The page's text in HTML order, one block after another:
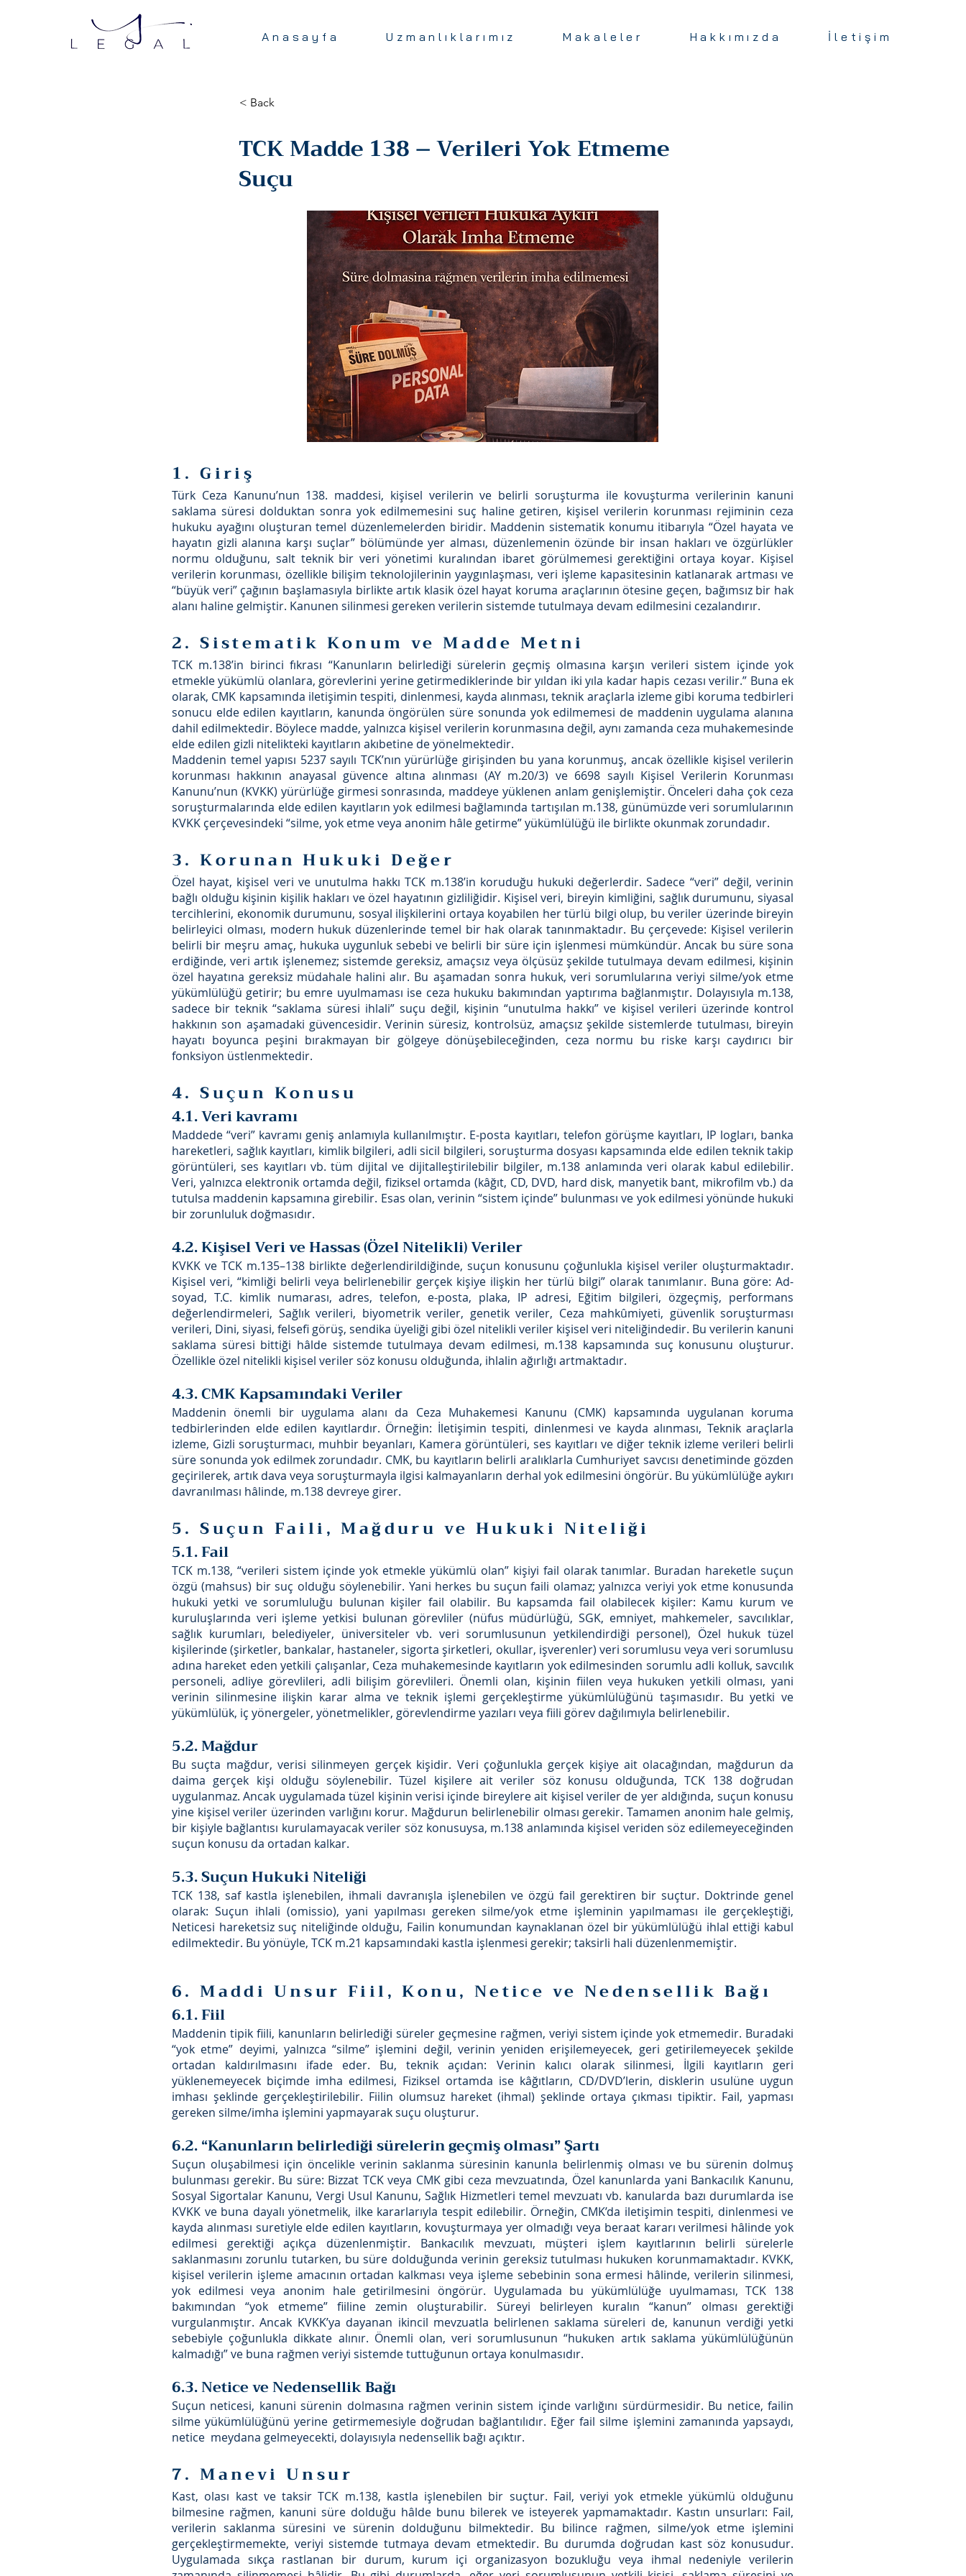
Anasayfa Uzmanlıklarımız Makaleler Hakkımızda İletişim
< Back
TCK Madde 138 – Verileri Yok Etmeme
Suçu
1. Giriş
Türk Ceza Kanunu’nun 138. maddesi, kişisel verilerin ve belirli soruşturma ile kovuşturma verilerinin kanuni
saklama süresi dolduktan sonra yok edilmemesini suç haline getiren, kişisel verilerin korunması rejiminin ceza
hukuku ayağını oluşturan temel düzenlemelerden biridir. Maddenin sistematik konumu itibarıyla “Özel hayata ve
hayatın gizli alanına karşı suçlar” bölümünde yer alması, düzenlemenin özünde bir insan hakları ve özgürlükler
normu olduğunu, salt teknik bir veri yönetimi kuralından ibaret görülmemesi gerektiğini ortaya koyar. Kişisel
verilerin korunması, özellikle bilişim teknolojilerinin yaygınlaşması, veri işleme kapasitesinin katlanarak artması ve
“büyük veri” çağının başlamasıyla birlikte artık klasik özel hayat koruma araçlarının ötesine geçen, bağımsız bir hak
alanı haline gelmiştir. Kanunen silinmesi gereken verilerin sistemde tutulmaya devam edilmesini cezalandırır.
2. Sistematik Konum ve Madde Metni
TCK m.138’in birinci fıkrası “Kanunların belirlediği sürelerin geçmiş olmasına karşın verileri sistem içinde yok
etmekle yükümlü olanlara, görevlerini yerine getirmediklerinde bir yıldan iki yıla kadar hapis cezası verilir.” Buna ek
olarak, CMK kapsamında iletişimin tespiti, dinlenmesi, kayda alınması, teknik araçlarla izleme gibi koruma tedbirleri
sonucu elde edilen kayıtların, kanunda öngörülen süre sonunda yok edilmemesi de maddenin uygulama alanına
dahil edilmektedir. Böylece madde, yalnızca kişisel verilerin korunmasına değil, aynı zamanda ceza muhakemesinde
elde edilen gizli nitelikteki kayıtların akıbetine de yönelmektedir.
Maddenin temel yapısı 5237 sayılı TCK’nın yürürlüğe girişinden bu yana korunmuş, ancak özellikle kişisel verilerin
korunması hakkının anayasal güvence altına alınması (AY m.20/3) ve 6698 sayılı Kişisel Verilerin Korunması
Kanunu’nun (KVKK) yürürlüğe girmesi sonrasında, maddeye yüklenen anlam genişlemiştir. Önceleri daha çok ceza
soruşturmalarında elde edilen kayıtların yok edilmesi bağlamında tartışılan m.138, günümüzde veri sorumlularının
KVKK çerçevesindeki “silme, yok etme veya anonim hâle getirme” yükümlülüğü ile birlikte okunmak zorundadır.
3. Korunan Hukuki Değer
Özel hayat, kişisel veri ve unutulma hakkı TCK m.138’in koruduğu hukuki değerlerdir. Sadece “veri” değil, verinin
bağlı olduğu kişinin kişilik hakları ve özel hayatının gizliliğidir. Kişisel veri, bireyin kimliğini, sağlık durumunu, siyasal
tercihlerini, ekonomik durumunu, sosyal ilişkilerini ortaya koyabilen her türlü bilgi olup, bu veriler üzerinde bireyin
belirleyici olması, modern hukuk düzenlerinde temel bir hak olarak tanınmaktadır. Bu çerçevede: Kişisel verilerin
belirli bir meşru amaç, hukuka uygunluk sebebi ve belirli bir süre için işlenmesi mümkündür. Ancak bu süre sona
erdiğinde, veri artık işlenemez; sistemde gereksiz, amaçsız veya ölçüsüz şekilde tutulmaya devam edilmesi, kişinin
özel hayatına gereksiz müdahale halini alır. Bu aşamadan sonra hukuk, veri sorumlularına veriyi silme/yok etme
yükümlülüğü getirir; bu emre uyulmaması ise ceza hukuku bakımından yaptırıma bağlanmıştır. Dolayısıyla m.138,
sadece bir teknik “saklama süresi ihlali” suçu değil, kişinin “unutulma hakkı” ve kişisel verileri üzerinde kontrol
hakkının son aşamadaki güvencesidir. Verinin süresiz, kontrolsüz, amaçsız şekilde sistemlerde tutulması, bireyin
hayatı boyunca peşini bırakmayan bir gölgeye dönüşebileceğinden, ceza normu bu riske karşı caydırıcı bir
fonksiyon üstlenmektedir.
4. Suçun Konusu
4.1. Veri kavramı
Maddede “veri” kavramı geniş anlamıyla kullanılmıştır. E-posta kayıtları, telefon görüşme kayıtları, IP logları, banka
hareketleri, sağlık kayıtları, kimlik bilgileri, adli sicil bilgileri, soruşturma dosyası kapsamında elde edilen teknik takip
görüntüleri, ses kayıtları vb. tüm dijital ve dijitalleştirilebilir bilgiler, m.138 anlamında veri olarak kabul edilebilir.
Veri, yalnızca elektronik ortamda değil, fiziksel ortamda (kâğıt, CD, DVD, hard disk, manyetik bant, mikrofilm vb.) da
tutulsa maddenin kapsamına girebilir. Esas olan, verinin “sistem içinde” bulunması ve yok edilmesi yönünde hukuki
bir zorunluluk doğmasıdır.
4.2. Kişisel Veri ve Hassas (Özel Nitelikli) Veriler
KVKK ve TCK m.135–138 birlikte değerlendirildiğinde, suçun konusunu çoğunlukla kişisel veriler oluşturmaktadır.
Kişisel veri, “kimliği belirli veya belirlenebilir gerçek kişiye ilişkin her türlü bilgi” olarak tanımlanır. Buna göre: Ad-
soyad, T.C. kimlik numarası, adres, telefon, e-posta, plaka, IP adresi, Eğitim bilgileri, özgeçmiş, performans
değerlendirmeleri, Sağlık verileri, biyometrik veriler, genetik veriler, Ceza mahkûmiyeti, güvenlik soruşturması
verileri, Dini, siyasi, felsefi görüş, sendika üyeliği gibi özel nitelikli veriler kişisel veri niteliğindedir. Bu verilerin kanuni
saklama süresi bittiği hâlde sistemde tutulmaya devam edilmesi, m.138 kapsamında suç konusunu oluşturur.
Özellikle özel nitelikli kişisel veriler söz konusu olduğunda, ihlalin ağırlığı artmaktadır.
4.3. CMK Kapsamındaki Veriler
Maddenin önemli bir uygulama alanı da Ceza Muhakemesi Kanunu (CMK) kapsamında uygulanan koruma
tedbirlerinden elde edilen kayıtlardır. Örneğin: İletişimin tespiti, dinlenmesi ve kayda alınması, Teknik araçlarla
izleme, Gizli soruşturmacı, muhbir beyanları, Kamera görüntüleri, ses kayıtları ve diğer teknik izleme verileri belirli
süre sonunda yok edilmek zorundadır. CMK, bu kayıtların belirli aralıklarla Cumhuriyet savcısı denetiminde gözden
geçirilerek, artık dava veya soruşturmayla ilgisi kalmayanların derhal yok edilmesini öngörür. Bu yükümlülüğe aykırı
davranılması hâlinde, m.138 devreye girer.
5. Suçun Faili, Mağduru ve Hukuki Niteliği
5.1. Fail
TCK m.138, “verileri sistem içinde yok etmekle yükümlü olan” kişiyi fail olarak tanımlar. Buradan hareketle suçun
özgü (mahsus) bir suç olduğu söylenebilir. Yani herkes bu suçun faili olamaz; yalnızca veriyi yok etme konusunda
hukuki yetki ve sorumluluğu bulunan kişiler fail olabilir. Bu kapsamda fail olabilecek kişiler: Kamu kurum ve
kuruluşlarında veri işleme yetkisi bulunan görevliler (nüfus müdürlüğü, SGK, emniyet, mahkemeler, savcılıklar,
sağlık kurumları, belediyeler, üniversiteler vb. veri sorumlusunun yetkilendirdiği personel), Özel hukuk tüzel
kişilerinde (şirketler, bankalar, hastaneler, sigorta şirketleri, okullar, işverenler) veri sorumlusu veya veri sorumlusu
adına hareket eden yetkili çalışanlar, Ceza muhakemesinde kayıtların yok edilmesinden sorumlu adli kolluk, savcılık
personeli, adliye görevlileri, adli bilişim görevlileri. Önemli olan, kişinin fiilen veya hukuken yetkili olması, yani
verinin silinmesine ilişkin karar alma ve teknik işlemi gerçekleştirme yükümlülüğünü taşımasıdır. Bu yetki ve
yükümlülük, iç yönergeler, yönetmelikler, görevlendirme yazıları veya fiili görev dağılımıyla belirlenebilir.
5.2. Mağdur
Bu suçta mağdur, verisi silinmeyen gerçek kişidir. Veri çoğunlukla gerçek kişiye ait olacağından, mağdurun da
daima gerçek kişi olduğu söylenebilir. Tüzel kişilere ait veriler söz konusu olduğunda, TCK 138 doğrudan
uygulanmaz. Ancak uygulamada tüzel kişinin verisi içinde bireylere ait kişisel veriler de yer aldığında, suçun konusu
yine kişisel veriler üzerinden varlığını korur. Mağdurun belirlenebilir olması gerekir. Tamamen anonim hale gelmiş,
bir kişiyle bağlantısı kurulamayacak veriler söz konusuysa, m.138 anlamında kişisel veriden söz edilemeyeceğinden
suçun konusu da ortadan kalkar.
5.3. Suçun Hukuki Niteliği
TCK 138, saf kastla işlenebilen, ihmali davranışla işlenebilen ve özgü fail gerektiren bir suçtur. Doktrinde genel
olarak: Suçun ihlali (omissio), yani yapılması gereken silme/yok etme işleminin yapılmaması ile gerçekleştiği,
Neticesi hareketsiz suç niteliğinde olduğu, Failin konumundan kaynaklanan özel bir yükümlülüğü ihlal ettiği kabul
edilmektedir. Bu yönüyle, TCK m.21 kapsamındaki kastla işlenmesi gerekir; taksirli hali düzenlenmemiştir.
6. Maddi Unsur Fiil, Konu, Netice ve Nedensellik Bağı
6.1. Fiil
Maddenin tipik fiili, kanunların belirlediği süreler geçmesine rağmen, veriyi sistem içinde yok etmemedir. Buradaki
“yok etme” deyimi, yalnızca “silme” işlemini değil, verinin yeniden erişilemeyecek, geri getirilemeyecek şekilde
ortadan kaldırılmasını ifade eder. Bu, teknik açıdan: Verinin kalıcı olarak silinmesi, İlgili kayıtların geri
yüklenemeyecek biçimde imha edilmesi, Fiziksel ortamda ise kâğıtların, CD/DVD’lerin, disklerin usulüne uygun
imhası şeklinde gerçekleştirilebilir. Fiilin olumsuz hareket (ihmal) şeklinde ortaya çıkması tipiktir. Fail, yapması
gereken silme/imha işlemini yapmayarak suçu oluşturur.
6.2. “Kanunların belirlediği sürelerin geçmiş olması” Şartı
Suçun oluşabilmesi için öncelikle verinin saklanma süresinin kanunla belirlenmiş olması ve bu sürenin dolmuş
bulunması gerekir. Bu süre: Bizzat TCK veya CMK gibi ceza mevzuatında, Özel kanunlarda yani Bankacılık Kanunu,
Sosyal Sigortalar Kanunu, Vergi Usul Kanunu, Sağlık Hizmetleri temel mevzuatı vb. kanularda bazı durumlarda ise
KVKK ve buna dayalı yönetmelik, ilke kararlarıyla tespit edilebilir. Örneğin, CMK’da iletişimin tespiti, dinlenmesi ve
kayda alınması suretiyle elde edilen kayıtların, kovuşturmaya yer olmadığı veya beraat kararı verilmesi hâlinde yok
edilmesi gerektiği açıkça düzenlenmiştir. Bankacılık mevzuatı, müşteri işlem kayıtlarının belirli sürelerle
saklanmasını zorunlu tutarken, bu süre dolduğunda verinin gereksiz tutulması hukuken korunmamaktadır. KVKK,
kişisel verilerin işleme amacının ortadan kalkması veya işleme sebebinin sona ermesi hâlinde, verilerin silinmesi,
yok edilmesi veya anonim hale getirilmesini öngörür. Uygulamada bu yükümlülüğe uyulmaması, TCK 138
bakımından “yok etmeme” fiiline zemin oluşturabilir. Süreyi belirleyen kuralın “kanun” olması gerektiği
vurgulanmıştır. Ancak KVKK’ya dayanan ikincil mevzuatla belirlenen saklama süreleri de, kanunun verdiği yetki
sebebiyle çoğunlukla dikkate alınır. Önemli olan, veri sorumlusunun “hukuken artık saklama yükümlülüğünün
kalmadığı” ve buna rağmen veriyi sistemde tuttuğunun ortaya konulmasıdır.
6.3. Netice ve Nedensellik Bağı
Suçun neticesi, kanuni sürenin dolmasına rağmen verinin sistem içinde varlığını sürdürmesidir. Bu netice, failin
silme yükümlülüğünü yerine getirmemesiyle doğrudan bağlantılıdır. Eğer fail silme işlemini zamanında yapsaydı,
netice meydana gelmeyecekti, dolayısıyla nedensellik bağı açıktır.
7. Manevi Unsur
Kast, olası kast ve taksir TCK m.138, kastla işlenebilen bir suçtur. Fail, veriyi yok etmekle yükümlü olduğunu
bilmesine rağmen, kanuni süre dolduğu hâlde bunu bilerek ve isteyerek yapmamaktadır. Kastın unsurları: Fail,
verilerin saklanma süresini ve sürenin dolduğunu bilmektedir. Bu bilince rağmen, silme/yok etme işlemini
gerçekleştirmemekte, veriyi sistemde tutmaya devam etmektedir. Bu durumda doğrudan kast söz konusudur.
Uygulamada sıkça rastlanan bir durum, kurum içi organizasyon bozukluğu veya ihmal nedeniyle verilerin